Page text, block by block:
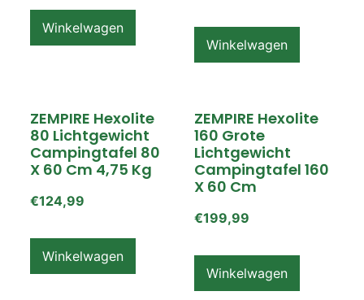
Winkelwagen
Winkelwagen
ZEMPIRE Hexolite
80 Lichtgewicht
Campingtafel 80
X 60 Cm 4,75 Kg
€124,99
Winkelwagen
ZEMPIRE Hexolite
160 Grote
Lichtgewicht
Campingtafel 160
X 60 Cm
€199,99
Winkelwagen